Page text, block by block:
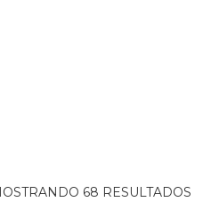
68 RESULTADOS